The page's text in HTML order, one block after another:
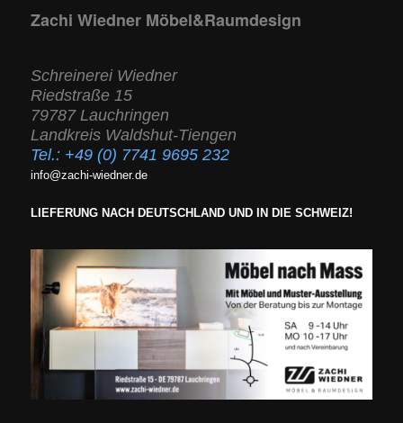
Zachi Wiedner Möbel&Raumdesign
Schreinerei Wiedner
Riedstraße 15
79787 Lauchringen
Landkreis Waldshut-Tiengen
Tel.: +49 (0) 7741 9695 232
info@zachi-wiedner.de
LIEFERUNG NACH DEUTSCHLAND UND IN DIE SCHWEIZ!